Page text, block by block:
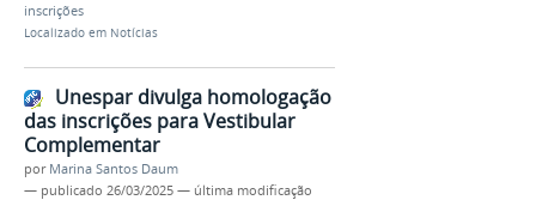
inscrições
Localizado em Notícias
Unespar divulga homologação
das inscrições para Vestibular
Complementar
por Marina Santos Daum
— publicado 26/03/2025 — última modificação